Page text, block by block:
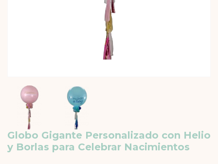
Globo Gigante Personalizado con Helio
y Borlas para Celebrar Nacimientos